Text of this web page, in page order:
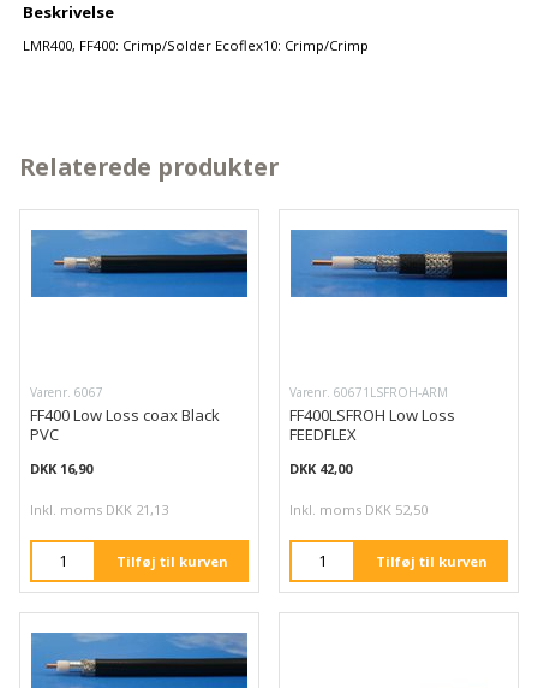
Beskrivelse
LMR400, FF400: Crimp/Solder Ecoflex10: Crimp/Crimp
Relaterede produkter
Varenr. 6067
FF400 Low Loss coax Black
PVC
DKK 16,90
Inkl. moms DKK 21,13
Tilføj til kurven
Varenr. 60671LSFROH-ARM
FF400LSFROH Low Loss
FEEDFLEX
DKK 42,00
Inkl. moms DKK 52,50
Tilføj til kurven